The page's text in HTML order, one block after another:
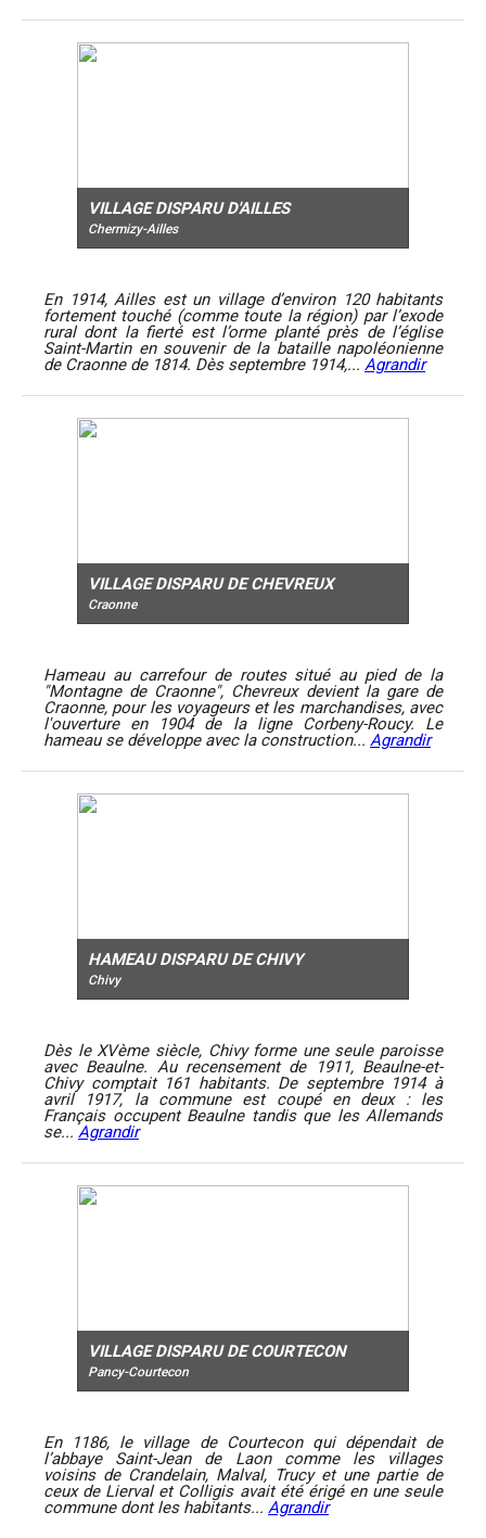
VILLAGE DISPARU D'AILLES
Chermizy-Ailles
En 1914, Ailles est un village d’environ 120 habitants
fortement touché (comme toute la région) par l’exode
rural dont la fierté est l’orme planté près de l’église
Saint-Martin en souvenir de la bataille napoléonienne
de Craonne de 1814. Dès septembre 1914,... Agrandir
VILLAGE DISPARU DE CHEVREUX
Craonne
Hameau au carrefour de routes situé au pied de la
"Montagne de Craonne", Chevreux devient la gare de
Craonne, pour les voyageurs et les marchandises, avec
l'ouverture en 1904 de la ligne Corbeny-Roucy. Le
hameau se développe avec la construction... Agrandir
HAMEAU DISPARU DE CHIVY
Chivy
Dès le XVème siècle, Chivy forme une seule paroisse
avec Beaulne. Au recensement de 1911, Beaulne-et-
Chivy comptait 161 habitants. De septembre 1914 à
avril 1917, la commune est coupé en deux : les
Français occupent Beaulne tandis que les Allemands
se...Agrandir
VILLAGE DISPARU DE COURTECON
Pancy-Courtecon
En 1186, le village de Courtecon qui dépendait de
l’abbaye Saint-Jean de Laon comme les villages
voisins de Crandelain, Malval, Trucy et une partie de
ceux de Lierval et Colligis avait été érigé en une seule
commune dont les habitants... Agrandir